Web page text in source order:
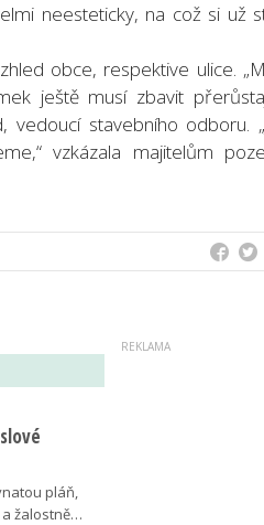
neesteticky, na což si už
obce, respektive ulice.
ještě musí zbavit
vedoucí stavebního odboru.
vzkázala majitelům
pláň,
žalostně…